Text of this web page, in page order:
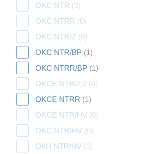
OKC NTR (0)
OKC NTRR (0)
OKC NTR/Z (0)
OKC NTR/BP (1)
OKC NTRR/BP (1)
OKCE NTR/2,2 (0)
OKCE NTRR (1)
OKCE NTR/HV (0)
OKC NTR/HV (0)
ОКН NTR/HV (0)